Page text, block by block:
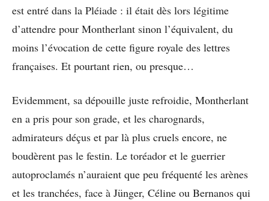
est entré dans la Pléiade : il était dès lors légitime
d’attendre pour Montherlant sinon l’équivalent, du
moins l’évocation de cette figure royale des lettres
françaises. Et pourtant rien, ou presque…
Evidemment, sa dépouille juste refroidie, Montherlant
en a pris pour son grade, et les charognards,
admirateurs déçus et par là plus cruels encore, ne
boudèrent pas le festin. Le toréador et le guerrier
autoproclamés n’auraient que peu fréquenté les arènes
et les tranchées, face à Jünger, Céline ou Bernanos qui